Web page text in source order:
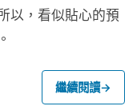
以，看似貼心的預
繼續閱讀→